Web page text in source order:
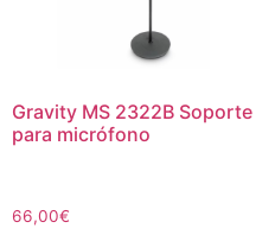
Gravity MS 2322B Soporte
para micrófono
66,00€